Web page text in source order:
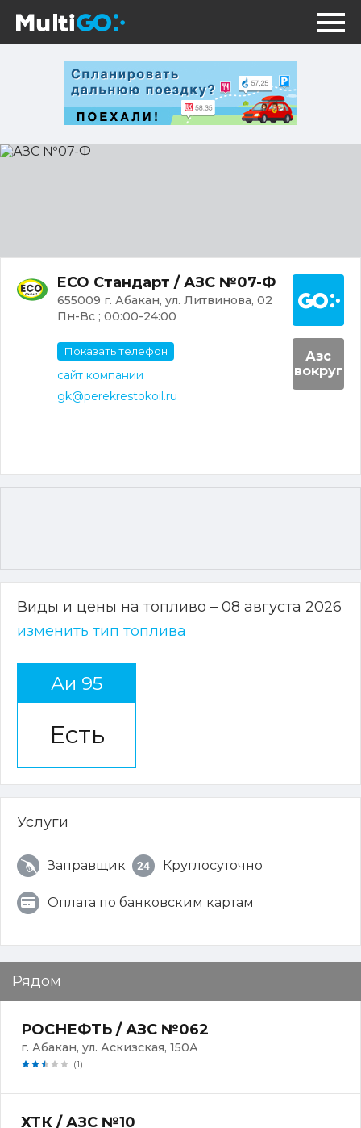
АЗС
ECO Стандарт / АЗС №07-Ф
655009 г. Абакан, ул. Литвинова, 02
Пн-Вс ; 00:00-24:00
Показать телефон
сайт компании
gk@perekrestokoil.ru
Азс
вокруг
Виды и цены на топливо – 08 августа 2026
изменить тип топлива
Аи 95
Есть
Услуги
Заправщик Круглосуточно
Оплата по банковским картам
Рядом
РОСНЕФТЬ / АЗС №062
г. Абакан, ул. Аскизская, 150А
(1)
ХТК / АЗС №10